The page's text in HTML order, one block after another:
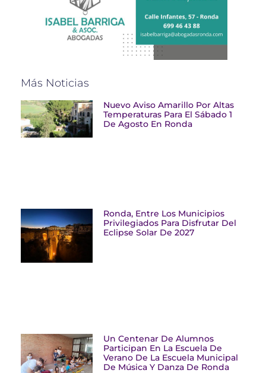
Más Noticias
Nuevo Aviso Amarillo Por Altas
Temperaturas Para El Sábado 1
De Agosto En Ronda
Ronda, Entre Los Municipios
Privilegiados Para Disfrutar Del
Eclipse Solar De 2027
Un Centenar De Alumnos
Participan En La Escuela De
Verano De La Escuela Municipal
De Música Y Danza De Ronda